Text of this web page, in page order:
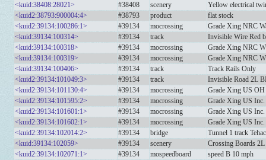
<kuid:38408:28021>
#38408 scenery
Yellow electrical
<kuid2:38793:900004:4>
#38793 product
flat stock
<kuid2:39134:100286:1>
#39134 mocrossing
Grade Xing NRC
<kuid:39134:100314>
#39134 track
Invisible Wire Red
<kuid:39134:100318>
#39134 mocrossing
Grade Xing NRC
<kuid:39134:100319>
#39134 mocrossing
Grade Xing NRC
<kuid:39134:100406>
#39134 track
Track Rails Only
<kuid2:39134:101049:3>
#39134 track
Invisible Road 2L
<kuid2:39134:101130:4>
#39134 mocrossing
Grade Xing US
<kuid2:39134:101595:2>
#39134 mocrossing
Grade Xing US
<kuid2:39134:101601:1>
#39134 mocrossing
Grade Xing US
<kuid2:39134:101602:1>
#39134 mocrossing
Grade Xing US
<kuid2:39134:102014:2>
#39134 bridge
Tunnel 1 track
<kuid:39134:102059>
#39134 scenery
Crossing Boards
<kuid2:39134:102071:1>
#39134 mospeedboard
speed B 10 mph